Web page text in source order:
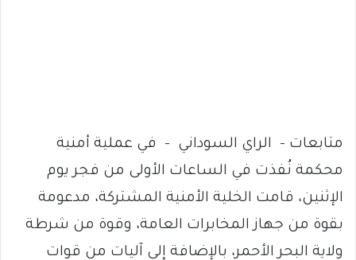
متابعات – الراي السوداني – في عملية أمنية
محكمة نُفذت في الساعات الأولى من فجر يوم
الإثنين، قامت الخلية الأمنية المشتركة، مدعومة
بقوة من جهاز المخابرات العامة، وقوة من شرطة
ولاية البحر الأحمر، بالإضافة إلى آليات من قوات